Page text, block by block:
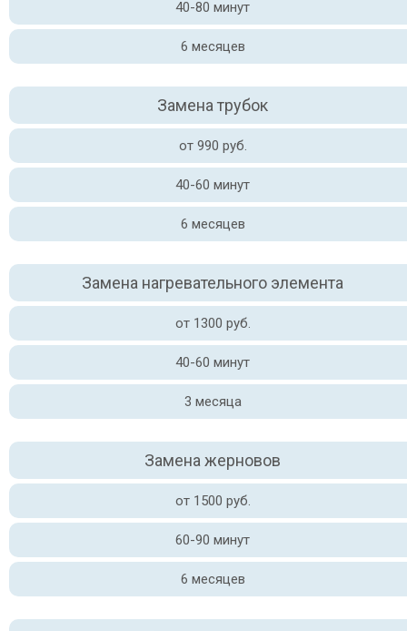
40-80 минут
6 месяцев
Замена трубок
от 990 руб.
40-60 минут
6 месяцев
Замена нагревательного элемента
от 1300 руб.
40-60 минут
3 месяца
Замена жерновов
от 1500 руб.
60-90 минут
6 месяцев